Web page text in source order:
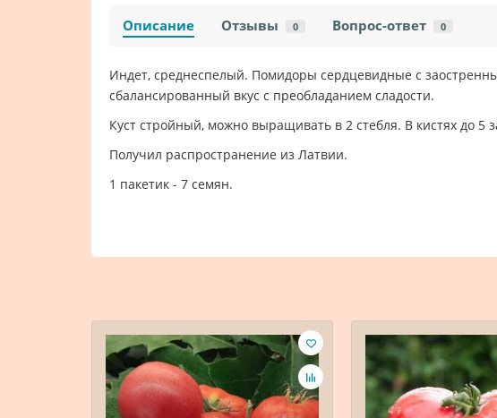
Описание Отзывы 0 Вопрос-ответ 0
Индет, среднеспелый. Помидоры сердцевидные с
сбалансированный вкус с преобладанием сладости.
Куст стройный, можно выращивать в 2 стебля. В кистях до 5
Получил распространение из Латвии.
1 пакетик - 7 семян.